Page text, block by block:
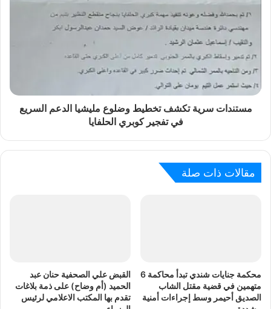
مستندات سرية تكشف تخطيط وضلوع مليشيا الدعم السريع
في تفجير كوبري الحلفايا
مقالات ذات صلة
محكمة جنايات شندي تبدأ محاكمة 6
متهمين في قضية مقتل الشاب
الصديق أحيمر وسط إجراءات أمنية
القبض علي الصحفية حنان عبد
الحميد (أم وضاح) على ذمة بلاغات
تقدم بها المكتب الاعلامي لرئيس